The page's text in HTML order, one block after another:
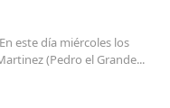
este día miércoles los
(Pedro el Grande...